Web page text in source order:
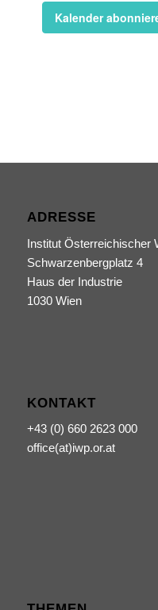
Kalender
ADRESSE
Institut Österreichischer
Schwarzenbergplatz 4
Haus der Industrie
1030 Wien
KONTAKT
+43 (0) 660 2623 000
office(at)iwp.or.at